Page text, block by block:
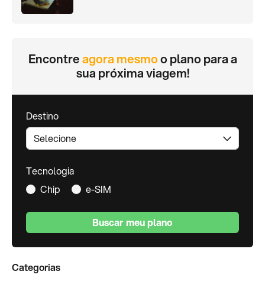
Encontreagora mesmoo plano para a
sua próxima viagem!
Destino
Tecnologia
Chip
e-SIM
Buscar meu plano
Categorias